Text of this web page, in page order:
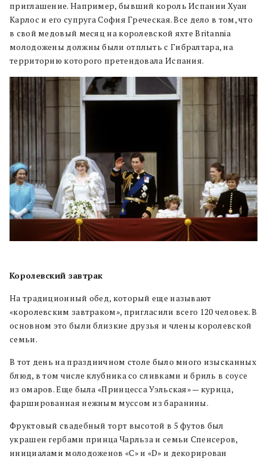
приглашение. Например, бывший король Испании Хуан
Карлос и его супруга София Греческая. Все дело в том, что
в свой медовый месяц на королевской яхте Britannia
молодожены должны были отплыть с Гибралтара, на
территорию которого претендовала Испания.
Королевский завтрак
На традиционный обед, который еще называют
«королевским завтраком», пригласили всего 120 человек. В
основном это были близкие друзья и члены королевской
семьи.
В тот день на праздничном столе было много изысканных
блюд, в том числе клубника со сливками и бриль в соусе
из омаров. Еще была «Принцесса Уэльская» — курица,
фаршированная нежным муссом из баранины.
Фруктовый свадебный торт высотой в 5 футов был
украшен гербами принца Чарльза и семьи Спенсеров,
инициалами молодоженов «C» и «D» и декорирован